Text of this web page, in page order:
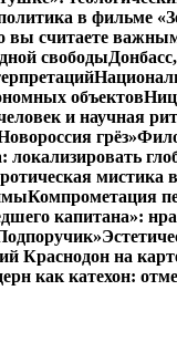
в фильме
вы считаете
свободы
объектов
и научная
грёз»
мистика
Компрометация
капитана»:
Краснодон на
как катехон: